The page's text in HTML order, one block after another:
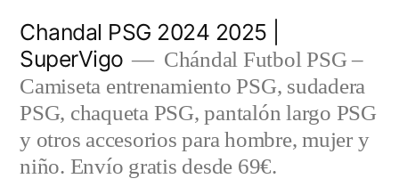
contenido
Chandal PSG 2024 2025 |
SuperVigo
Chándal Futbol PSG –
Camiseta entrenamiento PSG, sudadera
PSG, chaqueta PSG, pantalón largo PSG
y otros accesorios para hombre, mujer y
niño. Envío gratis desde 69€.